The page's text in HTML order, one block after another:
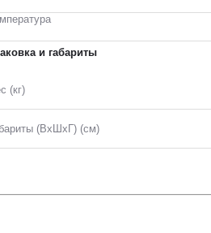
и габариты
(кг)
(ВxШxГ) (см)